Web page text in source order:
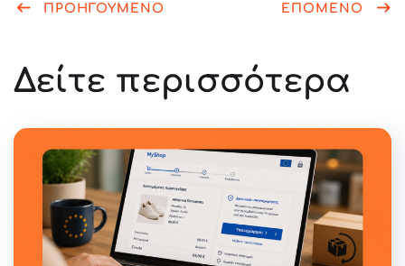
er ebo eres edIn
ΠΡΟΗΓΟΥΜΕΝΟ ΕΠΟΜΕΝΟ
Δείτε περισσότερα